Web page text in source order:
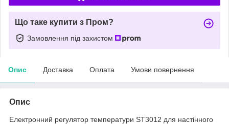
Що таке купити з Пром?
Замовлення під захистом
Опис Доставка Оплата Умови повернення
Опис
Електронний регулятор температури ST3012 для настінного